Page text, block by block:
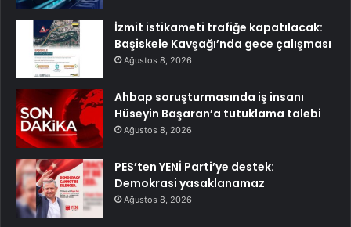
İzmit istikameti trafiğe kapatılacak:
Başiskele Kavşağı’nda gece çalışması
Ağustos 8, 2026
Ahbap soruşturmasında iş insanı
Hüseyin Başaran’a tutuklama talebi
Ağustos 8, 2026
PES’ten YENİ Parti’ye destek:
Demokrasi yasaklanamaz
Ağustos 8, 2026